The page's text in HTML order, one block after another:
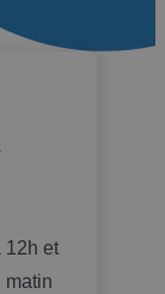
12h et
matin